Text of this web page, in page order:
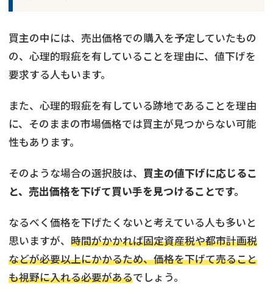
買主の中には、売出価格での購入を予定していたもの
の、心理的瑕疵を有していることを理由に、値下げを
要求する人もいます。
また、心理的瑕疵を有している跡地であることを理由
に、そのままの市場価格では買主が見つからない可能
性もあります。
そのような場合の選択肢は、 買主の値下げに応じるこ
と、売出価格を下げて買い手を見つけることです。
なるべく価格を下げたくないと考えている人も多いと
思いますが、 時間がかかれば固定資産税や都市計画税
などが必要以上にかかるため、価格を下げて売ること
も視野に入れる必要があるでしょう。